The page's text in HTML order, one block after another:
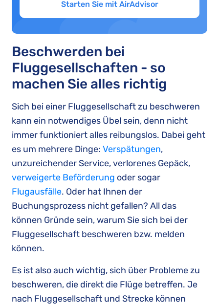
Starten Sie mit AirAdvisor
Beschwerden bei
Fluggesellschaften - so
machen Sie alles richtig
Sich bei einer Fluggesellschaft zu beschweren
kann ein notwendiges Übel sein, denn nicht
immer funktioniert alles reibungslos. Dabei geht
es um mehrere Dinge: Verspätungen,
unzureichender Service, verlorenes Gepäck,
verweigerte Beförderung oder sogar
Flugausfälle. Oder hat Ihnen der
Buchungsprozess nicht gefallen? All das
können Gründe sein, warum Sie sich bei der
Fluggesellschaft beschweren bzw. melden
können.
Es ist also auch wichtig, sich über Probleme zu
beschweren, die direkt die Flüge betreffen. Je
nach Fluggesellschaft und Strecke können